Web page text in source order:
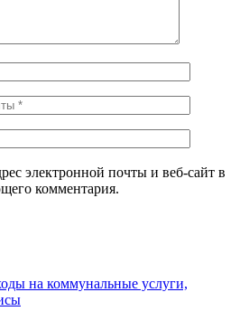
электронной почты и веб-сайт в
комментария.
на коммунальные услуги,